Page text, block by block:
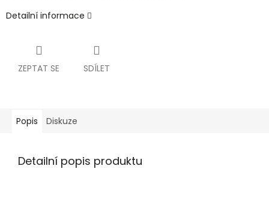
Detailní informace
ZEPTAT SE SDÍLET
Popis Diskuze
Detailní popis produktu